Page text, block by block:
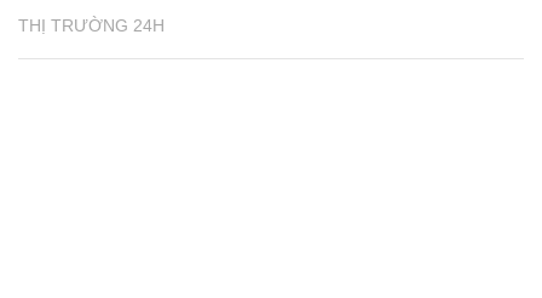
THỊ TRƯỜNG 24H